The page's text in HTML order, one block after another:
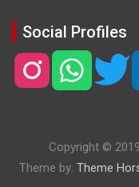
Social Profiles
Copyright © 2019
Theme by: Theme